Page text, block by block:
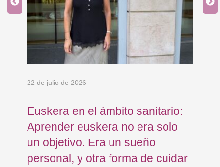
22 de julio de 2026
Euskera en el ámbito sanitario:
Aprender euskera no era solo
un objetivo. Era un sueño
personal, y otra forma de cuidar